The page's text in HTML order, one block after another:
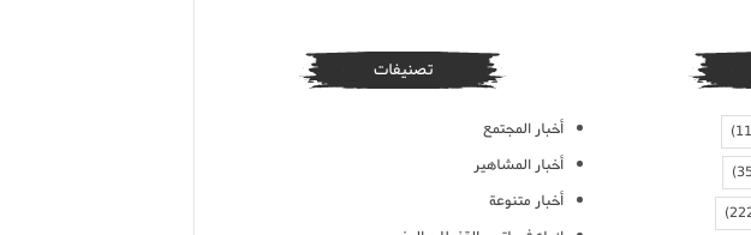
تصنيفات
أخبار المجتمع
أخبار المشاهير
أخبار متنوعة